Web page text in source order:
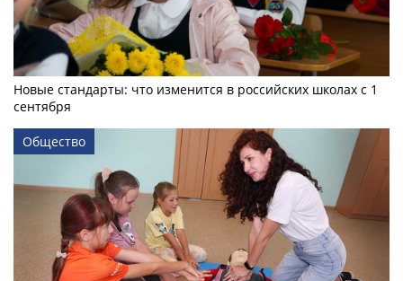
Новые стандарты: что изменится в российских школах с 1
сентября
Общество